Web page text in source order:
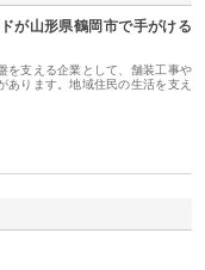
が山形県鶴岡市で手がける
を支える企業として、舗装工事や
あります。地域住民の生活を支え